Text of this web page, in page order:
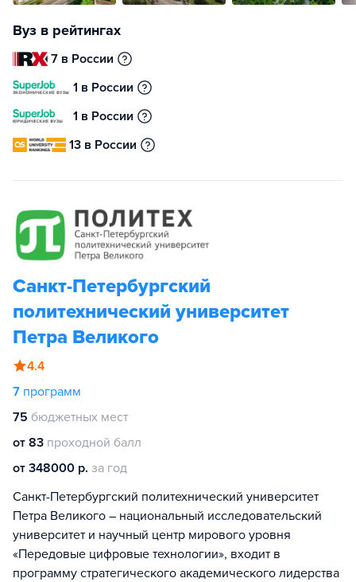
Вуз в рейтингах
7 в России
1 в России
1 в России
13 в России
Санкт-Петербургский
политехнический университет
Петра Великого
4.4
7 программ
75 бюджетных мест
от 83 проходной балл
от 348000 р. за год
Санкт-Петербургский политехнический университет
Петра Великого – национальный исследовательский
университет и научный центр мирового уровня
«Передовые цифровые технологии», входит в
программу стратегического академического лидерства